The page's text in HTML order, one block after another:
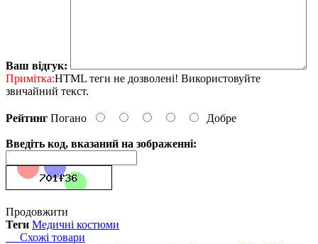
Ваш відгук:
Примітка:HTML теги не дозволені! Використовуйте
звичайний текст.
Рейтинг Погано Добре
Введіть код, вказаний на зображенні:
Продовжити
Теги Медичні костюми
Схожі товари